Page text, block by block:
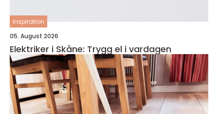
inspiration
05. August 2026
Elektriker i Skåne: Trygg el i vardagen